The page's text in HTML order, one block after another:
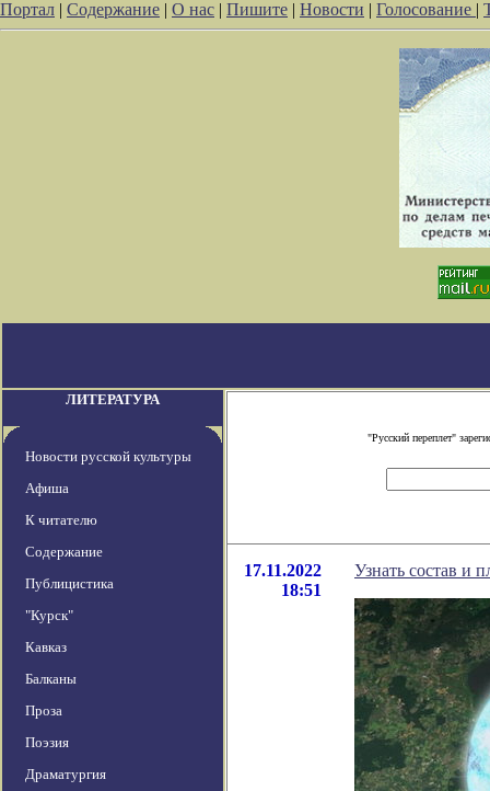
Портал | Содержание | О нас | Пишите | Новости | Голосование |
ЛИТЕРАТУРА
Новости русской культуры
Афиша
К читателю
Содержание
Публицистика
"Курск"
Кавказ
Балканы
Проза
Поэзия
Драматургия
"Русский переплет"
17.11.2022
18:51
Узнать состав и